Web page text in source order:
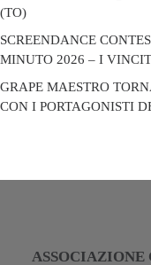
(TO)
SCREENDANCE
MINUTO 2026 – I
GRAPE MAESTRO
CON I PORTAGONISTI
ASSOCIAZIONE